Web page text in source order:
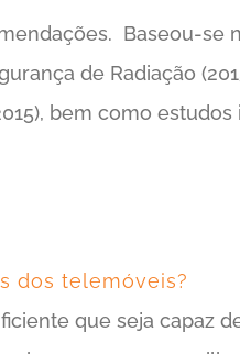
Baseou-se
de Radiação
bem como estudos
dos telemóveis?
que seja capaz